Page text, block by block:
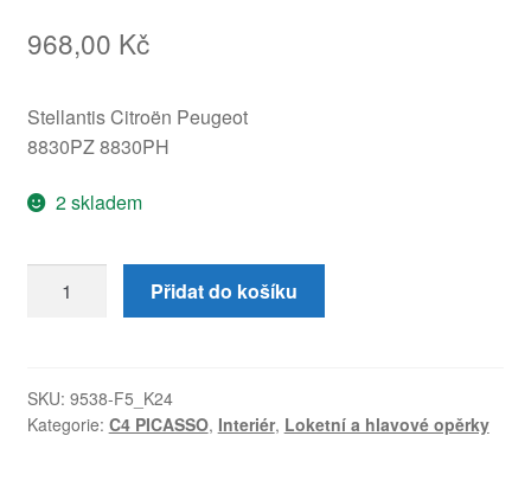
968,00 Kč
Stellantis Citroën Peugeot
8830PZ 8830PH
2 skladem
Opěrka
C4
Picasso
Přidat do košíku
SKU: 9538-F5_K24
Kategorie: C4 PICASSO, Interiér, Loketní a hlavové opěrky